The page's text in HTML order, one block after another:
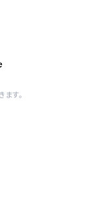
す。